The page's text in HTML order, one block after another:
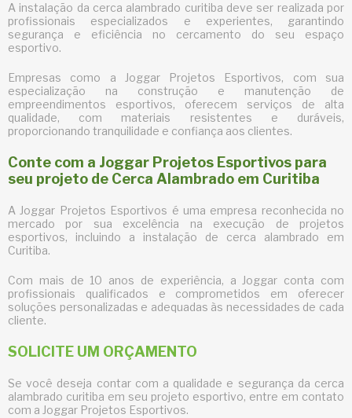
A instalação da cerca alambrado curitiba deve ser realizada por
profissionais especializados e experientes, garantindo
segurança e eficiência no cercamento do seu espaço
esportivo.
Empresas como a Joggar Projetos Esportivos, com sua
especialização na construção e manutenção de
empreendimentos esportivos, oferecem serviços de alta
qualidade, com materiais resistentes e duráveis,
proporcionando tranquilidade e confiança aos clientes.
Conte com a Joggar Projetos Esportivos para
seu projeto de Cerca Alambrado em Curitiba
A Joggar Projetos Esportivos é uma empresa reconhecida no
mercado por sua excelência na execução de projetos
esportivos, incluindo a instalação de cerca alambrado em
Curitiba.
Com mais de 10 anos de experiência, a Joggar conta com
profissionais qualificados e comprometidos em oferecer
soluções personalizadas e adequadas às necessidades de cada
cliente.
SOLICITE UM ORÇAMENTO
Se você deseja contar com a qualidade e segurança da cerca
alambrado curitiba em seu projeto esportivo, entre em contato
com a Joggar Projetos Esportivos.